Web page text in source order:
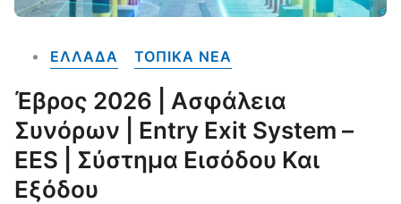
ΕΛΛΑΔΑ ΤΟΠΙΚΑ NEA
Έβρος 2026 | Ασφάλεια
Συνόρων | Entry Exit System –
EES | Σύστημα Εισόδου Και
Εξόδου